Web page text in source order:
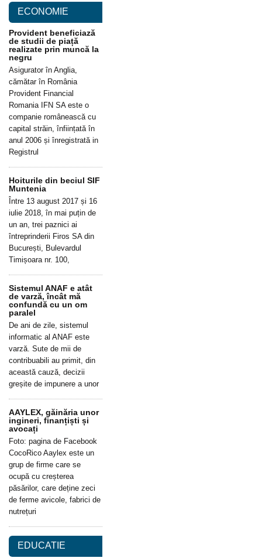
ECONOMIE
Provident beneficiază
de studii de piață
realizate prin muncă la
negru
Asigurator în Anglia,
cămătar în România
Provident Financial
Romania IFN SA este o
companie românească cu
capital străin, înființată în
anul 2006 și înregistrată in
Registrul
Hoiturile din beciul SIF
Muntenia
Între 13 august 2017 și 16
iulie 2018, în mai puțin de
un an, trei paznici ai
întreprinderii Firos SA din
București, Bulevardul
Timișoara nr. 100,
Sistemul ANAF e atât
de varză, încât mă
confundă cu un om
paralel
De ani de zile, sistemul
informatic al ANAF este
varză. Sute de mii de
contribuabili au primit, din
această cauză, decizii
greșite de impunere a unor
AAYLEX, găinăria unor
ingineri, finanțiști și
avocați
Foto: pagina de Facebook
CocoRico Aaylex este un
grup de firme care se
ocupă cu creșterea
păsărilor, care deține zeci
de ferme avicole, fabrici de
nutrețuri
EDUCATIE